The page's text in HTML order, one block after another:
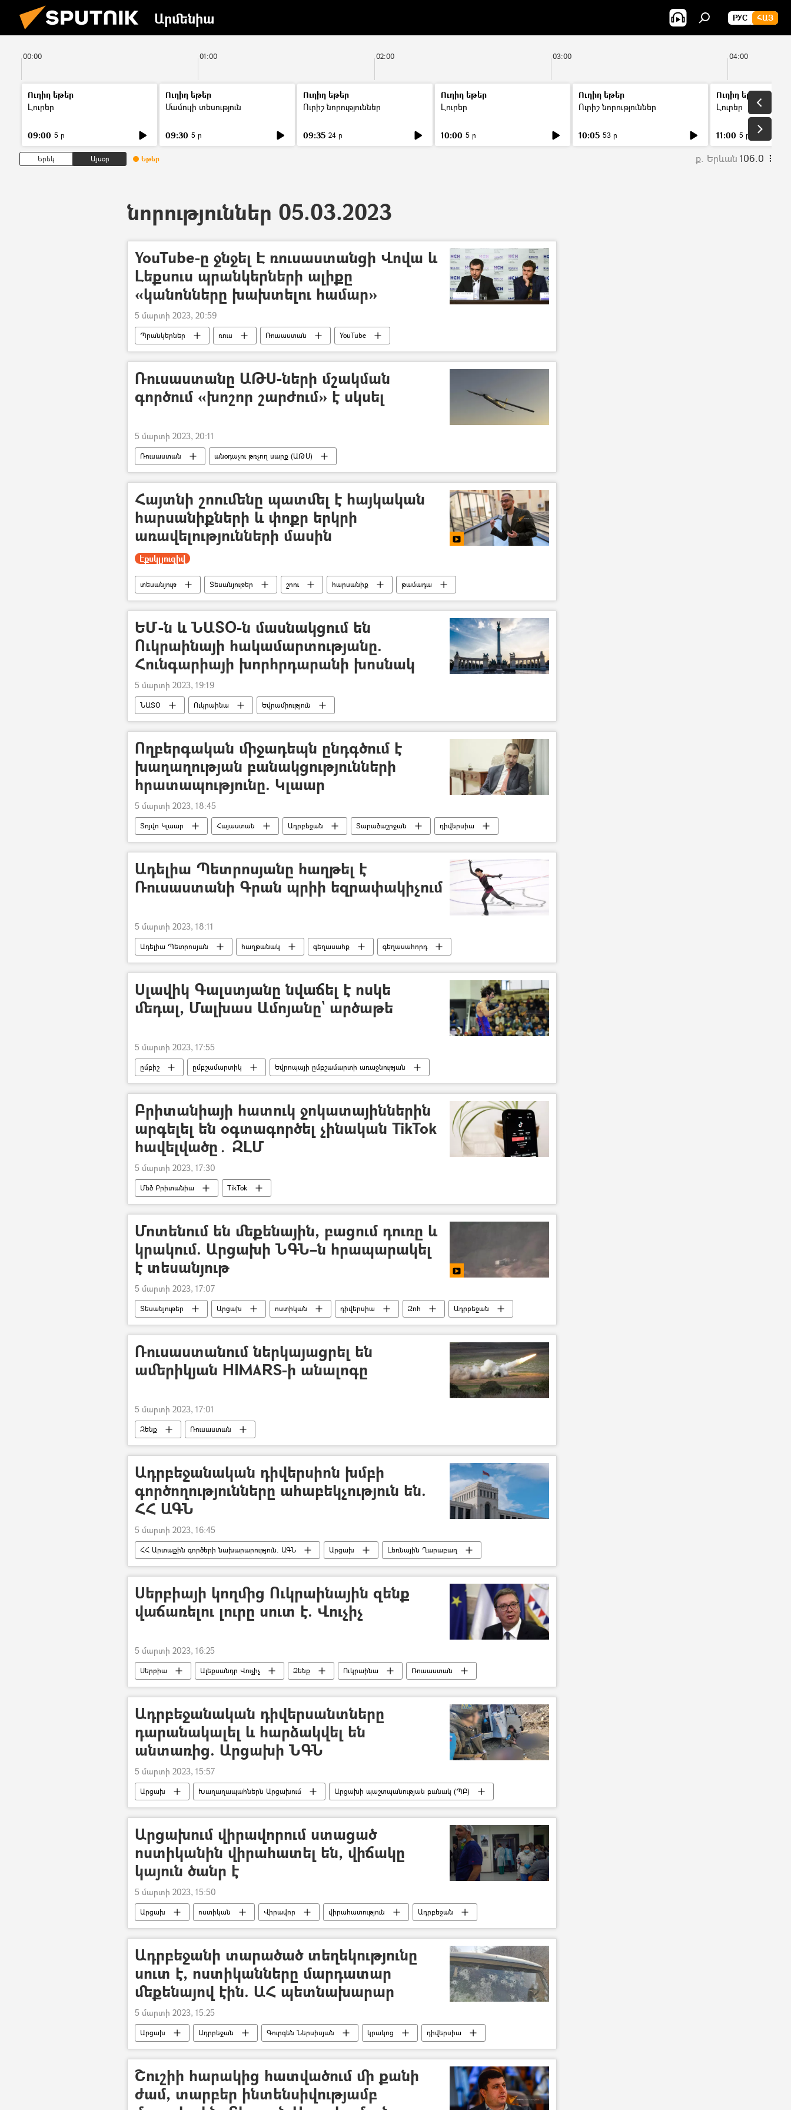
Արմենիա РУС ՀԱՅ
00:00 01:00 02:00 03:00 04:00
Ուղիղ եթեր
Լուրեր
09:00 5 ր
Ուղիղ եթեր
Մամուլի տեսություն
09:30 5 ր
Ուղիղ եթեր
Ուրիշ նորություններ
09:35 24 ր
Ուղիղ եթեր
Լուրեր
10:00 5 ր
Ուղիղ եթեր
Ուրիշ նորություններ
10:05 53 ր
Ուղիղ եթեր
Լուրեր
11:00 5 ր
Երեկ Այսօր Եթեր ք. Երևան 106.0
նորություններ 05.03.2023
YouTube-ը ջնջել Է ռուսաստանցի Վովա և
Լեքսուս պրանկերների ալիքը
«կանոնները խախտելու համար»
5 մարտի 2023, 20:59
Պրանկերներ ռուս Ռուսաստան YouTube
Ռուսաստանը ԱԹՍ-ների մշակման
գործում «խոշոր շարժում» է սկսել
5 մարտի 2023, 20:11
Ռուսաստան անօդաչու թռչող սարք (ԱԹՍ)
Հայտնի շոումենը պատմել է հայկական
հարսանիքների և փոքր երկրի
առավելությունների մասին
Էքսկլյուզիվ
տեսանյութ Տեսանյութեր շոու հարսանիք թամադա
ԵՄ-ն և ՆԱՏՕ-ն մասնակցում են
Ուկրաինայի հակամարտությանը.
Հունգարիայի խորհրդարանի խոսնակ
5 մարտի 2023, 19:19
ՆԱՏՕ Ուկրաինա Եվրամիություն
Ողբերգական միջադեպն ընդգծում է
խաղաղության բանակցությունների
հրատապությունը. Կլաար
5 մարտի 2023, 18:45
Տոյվո Կլաար Հայաստան Ադրբեջան Տարածաշրջան
դիվերսիա
կրակոց
Ադելիա Պետրոսյանը հաղթել է
Ռուսաստանի Գրան պրիի եզրափակիչում
5 մարտի 2023, 18:11
Ադելիա Պետրոսյան հաղթանակ գեղասահք
գեղասահորդ
Ռուսաստան
Սլավիկ Գալստյանը նվաճել է ոսկե
մեդալ, Մալխաս Ամոյանը` արծաթե
5 մարտի 2023, 17:55
ըմբիշ ըմբշամարտիկ
Եվրոպայի ըմբշամարտի առաջնության
Մալխաս Ամոյան
Սլավիկ Գալստյան մեդալ
Բրիտանիայի հատուկ ջոկատայիններին
արգելել են օգտագործել չինական TikTok
հավելվածը․ ԶԼՄ
5 մարտի 2023, 17:30
Մեծ Բրիտանիա TikTok
Մոտենում են մեքենային, բացում դուռը և
կրակում. Արցախի ՆԳՆ–ն հրապարակել
է տեսանյութ
5 մարտի 2023, 17:07
Տեսանյութեր Արցախ ոստիկան դիվերսիա Զոհ
Ադրբեջան
կրակոց
Ռուսաստանում ներկայացրել են
ամերիկյան HIMARS-ի անալոգը
5 մարտի 2023, 17:01
Զենք Ռուսաստան
Ադրբեջանական դիվերսիոն խմբի
գործողությունները ահաբեկչություն են.
ՀՀ ԱԳՆ
5 մարտի 2023, 16:45
ՀՀ Արտաքին գործերի նախարարություն. ԱԳՆ Արցախ
Լեռնային Ղարաբաղ
ոստիկան
Ադրբեջան դիվերսիա կրակոց
Սերբիայի կողմից Ուկրաինային զենք
վաճառելու լուրը սուտ է. Վուչիչ
5 մարտի 2023, 16:25
Սերբիա Ալեքսանդր Վուչիչ Զենք Ուկրաինա
Ռուսաստան
Պատերազմ
Ադրբեջանական դիվերսանտները
դարանակալել և հարձակվել են
անտառից. Արցախի ՆԳՆ
5 մարտի 2023, 15:57
Արցախ Խաղաղապահներն Արցախում
Արցախի պաշտպանության բանակ (ՊԲ)
ոստիկան
դիվերսիա Ադրբեջան
Արցախում վիրավորում ստացած
ոստիկանին վիրահատել են, վիճակը
կայուն ծանր է
5 մարտի 2023, 15:50
Արցախ ոստիկան Վիրավոր վիրահատություն
Ադրբեջան
դիվերսիա
Ադրբեջանի տարածած տեղեկությունը
սուտ է, ոստիկանները մարդատար
մեքենայով էին. ԱՀ պետնախարար
5 մարտի 2023, 15:25
Արցախ Ադրբեջան Գուրգեն Ներսիսյան կրակոց
դիվերսիա
Լեռնային Ղարաբաղ
Շուշիի հարակից հատվածում մի քանի
ժամ, տարբեր ինտենսիվությամբ